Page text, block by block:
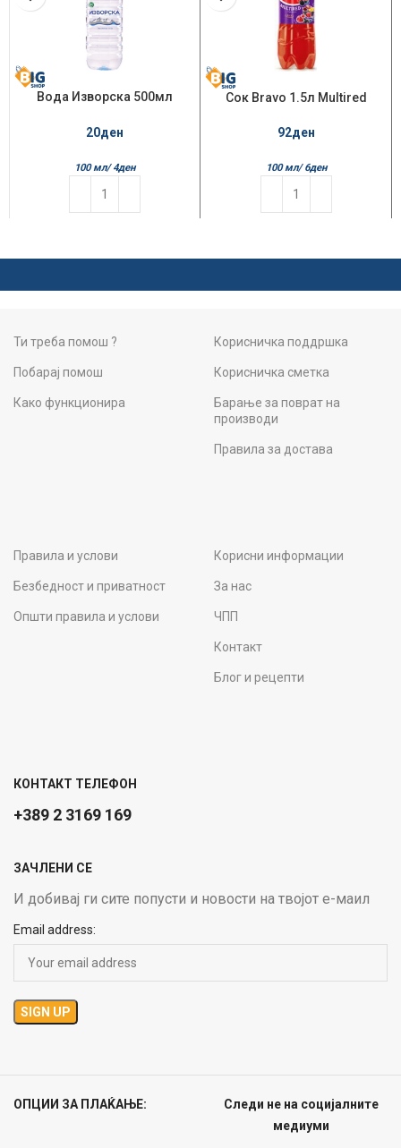
Вода Изворска 500мл
20ден
100 мл/ 4ден
Сок Bravo 1.5л Multired
92ден
100 мл/ 6ден
Ти треба помош ?
Побарај помош
Како функционира
Корисничка поддршка
Корисничка сметка
Барање за поврат на
производи
Правила за достава
Правила и услови
Безбедност и приватност
Општи правила и услови
Корисни информации
За нас
ЧПП
Контакт
Блог и рецепти
КОНТАКТ ТЕЛЕФОН
+389 2 3169 169
ЗАЧЛЕНИ СЕ
И добивај ги сите попусти и новости на твојот е-маил
Email address:
ОПЦИИ ЗА ПЛАЌАЊЕ:
Следи не на социјалните
медиуми